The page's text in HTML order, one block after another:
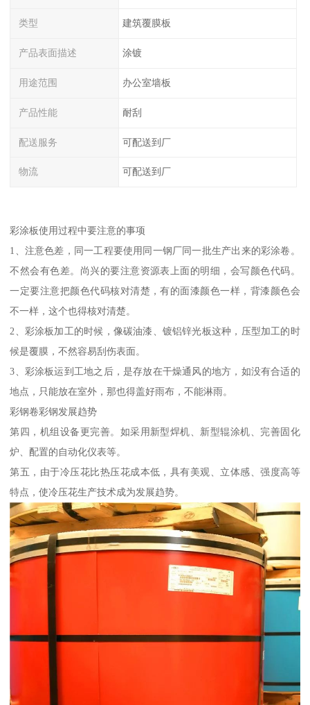
类型 建筑覆膜板
产品表面描述 涂镀
用途范围 办公室墙板
产品性能 耐刮
配送服务 可配送到厂
物流 可配送到厂
彩涂板使用过程中要注意的事项
1、注意色差，同一工程要使用同一钢厂同一批生产出来的彩涂卷。
不然会有色差。尚兴的要注意资源表上面的明细，会写颜色代码。
一定要注意把颜色代码核对清楚，有的面漆颜色一样，背漆颜色会
不一样，这个也得核对清楚。
2、彩涂板加工的时候，像碳油漆、镀铝锌光板这种，压型加工的时
候是覆膜，不然容易刮伤表面。
3、彩涂板运到工地之后，是存放在干燥通风的地方，如没有合适的
地点，只能放在室外，那也得盖好雨布，不能淋雨。
彩钢卷彩钢发展趋势
第四，机组设备更完善。如采用新型焊机、新型辊涂机、完善固化
炉、配置的自动化仪表等。
第五，由于冷压花比热压花成本低，具有美观、立体感、强度高等
特点，使冷压花生产技术成为发展趋势。